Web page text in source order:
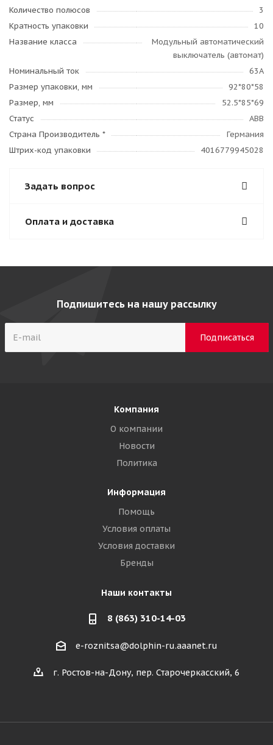
Количество полюсов
3
Кратность упаковки
10
Название класса
Модульный автоматический
выключатель (автомат)
Номинальный ток
63А
Размер упаковки, мм
92*80*58
Размер, мм
52.5*85*69
Статус
ABB
Страна Производитель *
Германия
Штрих-код упаковки
4016779945028
Задать вопрос
Оплата и доставка
Подпишитесь на нашу рассылку
Компания
О компании
Новости
Политика
Информация
Помощь
Условия оплаты
Условия доставки
Бренды
Наши контакты
8 (863) 310-14-03
e-roznitsa@dolphin-ru.aaanet.ru
г. Ростов-на-Дону, пер. Старочеркасский, 6